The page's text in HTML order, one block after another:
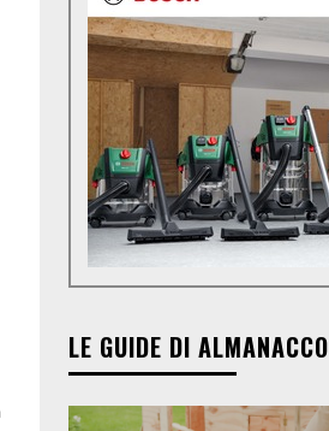
LE GUIDE DI ALMANACCO